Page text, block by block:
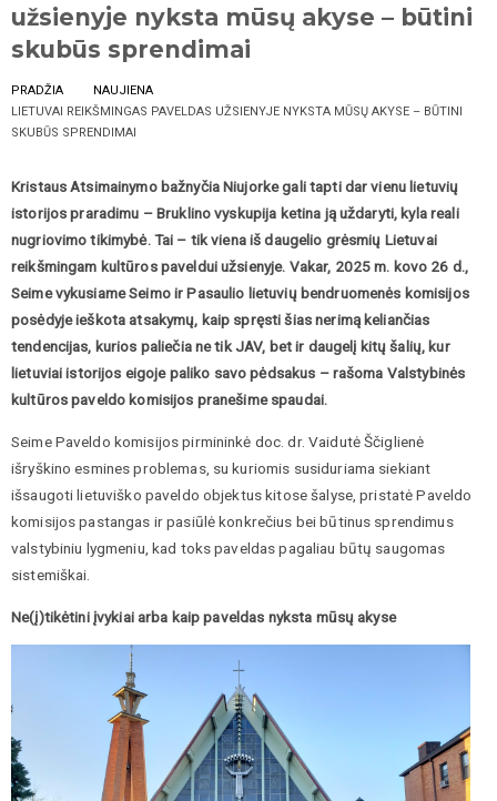
užsienyje nyksta mūsų akyse – būtini
skubūs sprendimai
PRADŽIA
NAUJIENA
LIETUVAI REIKŠMINGAS PAVELDAS UŽSIENYJE NYKSTA MŪSŲ AKYSE – BŪTINI
SKUBŪS SPRENDIMAI
Kristaus Atsimainymo bažnyčia Niujorke gali tapti dar vienu lietuvių
istorijos praradimu – Bruklino vyskupija ketina ją uždaryti, kyla reali
nugriovimo tikimybė. Tai – tik viena iš daugelio grėsmių Lietuvai
reikšmingam kultūros paveldui užsienyje. Vakar, 2025 m. kovo 26 d.,
Seime vykusiame Seimo ir Pasaulio lietuvių bendruomenės komisijos
posėdyje ieškota atsakymų, kaip spręsti šias nerimą keliančias
tendencijas, kurios paliečia ne tik JAV, bet ir daugelį kitų šalių, kur
lietuviai istorijos eigoje paliko savo pėdsakus – rašoma Valstybinės
kultūros paveldo komisijos pranešime spaudai.
Seime Paveldo komisijos pirmininkė doc. dr. Vaidutė Ščiglienė
išryškino esmines problemas, su kuriomis susiduriama siekiant
išsaugoti lietuviško paveldo objektus kitose šalyse, pristatė Paveldo
komisijos pastangas ir pasiūlė konkrečius bei būtinus sprendimus
valstybiniu lygmeniu, kad toks paveldas pagaliau būtų saugomas
sistemiškai.
Ne(į)tikėtini įvykiai arba kaip paveldas nyksta mūsų akyse